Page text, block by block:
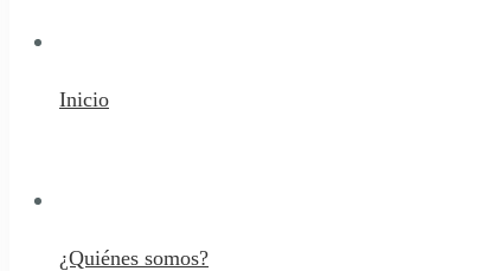
Inicio
¿Quiénes somos?